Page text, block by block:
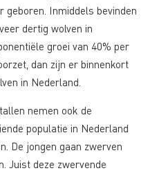
geboren. Inmiddels bevinden
dertig wolven in
groei van 40% per
dan zijn er binnenkort
in Nederland.
nemen ook de
populatie in Nederland
De jongen gaan zwerven
Juist deze zwervende